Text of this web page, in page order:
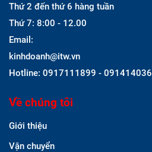
Thứ 2 đến thứ 6 hàng tuần
Thứ 7: 8:00 - 12.00
Email:
kinhdoanh@itw.vn
Hotline: 0917111899 -
Về chúng tôi
Giới thiệu
Vận chuyển